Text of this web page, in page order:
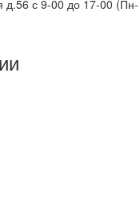
д.56 с 9-00 до 17-00 (Пн-